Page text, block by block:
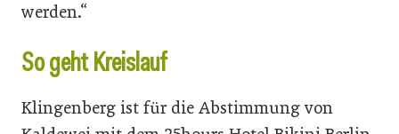
werden.“
So geht Kreislauf
Klingenberg ist für die Abstimmung von